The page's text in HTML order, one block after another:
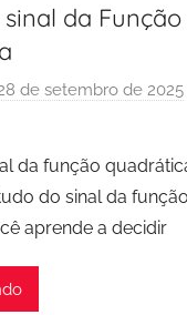
da Função
de setembro de 2025
da função
do sinal da
aprende a decidir